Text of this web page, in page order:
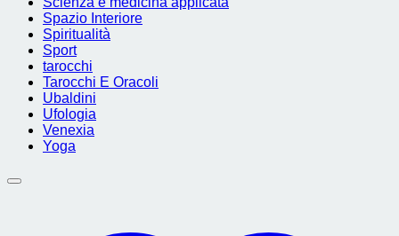
Spazio Interiore
Spiritualità
Sport
tarocchi
Tarocchi E Oracoli
Ubaldini
Ufologia
Venexia
Yoga